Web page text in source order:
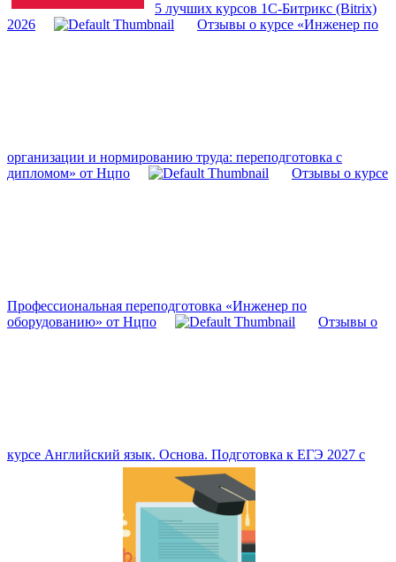
5 лучших курсов 1С-Битрикс (Bitrix)
2026
Отзывы о курсе «Инженер по
организации и нормированию труда: переподготовка с
дипломом» от Нцпо
Отзывы о курсе
Профессиональная переподготовка «Инженер по
оборудованию» от Нцпо
Отзывы о
курсе Английский язык. Основа. Подготовка к ЕГЭ 2027 с